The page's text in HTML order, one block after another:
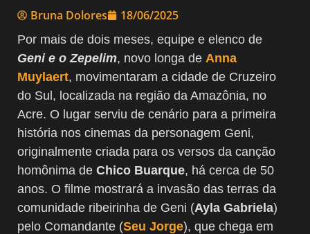
Bruna Dolores 18/06/2025
Por mais de dois meses, equipe e elenco de
Geni e o Zepelim, novo longa de Anna
Muylaert, movimentaram a cidade de Cruzeiro
do Sul, localizada na região da Amazônia, no
Acre. O lugar serviu de cenário para a primeira
história nos cinemas da personagem Geni,
originalmente criada para os versos da canção
homônima de Chico Buarque, há cerca de 50
anos. O filme mostrará a invasão das terras da
comunidade ribeirinha de Geni (Ayla Gabriela)
pelo Comandante (Seu Jorge), que chega em